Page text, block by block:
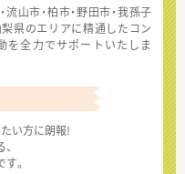
山市・柏市・野田市・我孫子
梨県のエリアに精通したコン
を全力でサポートいたしま
い方に朗報!
。